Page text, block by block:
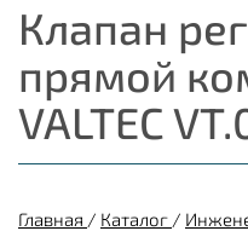
Клапан
прямой
VALTEC
Главная / Каталог /